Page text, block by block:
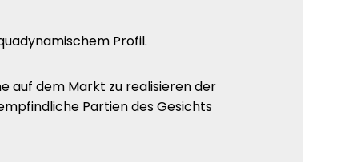
Profil.
auf dem Markt zu realisieren der
Partien des Gesichts